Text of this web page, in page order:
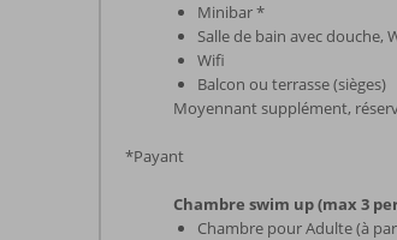
Minibar *
Salle de bain avec douche,
Wifi
Balcon ou terrasse (sièges)
Moyennant supplément,
*Payant
Chambre swim up (max 3
Chambre pour Adulte (à